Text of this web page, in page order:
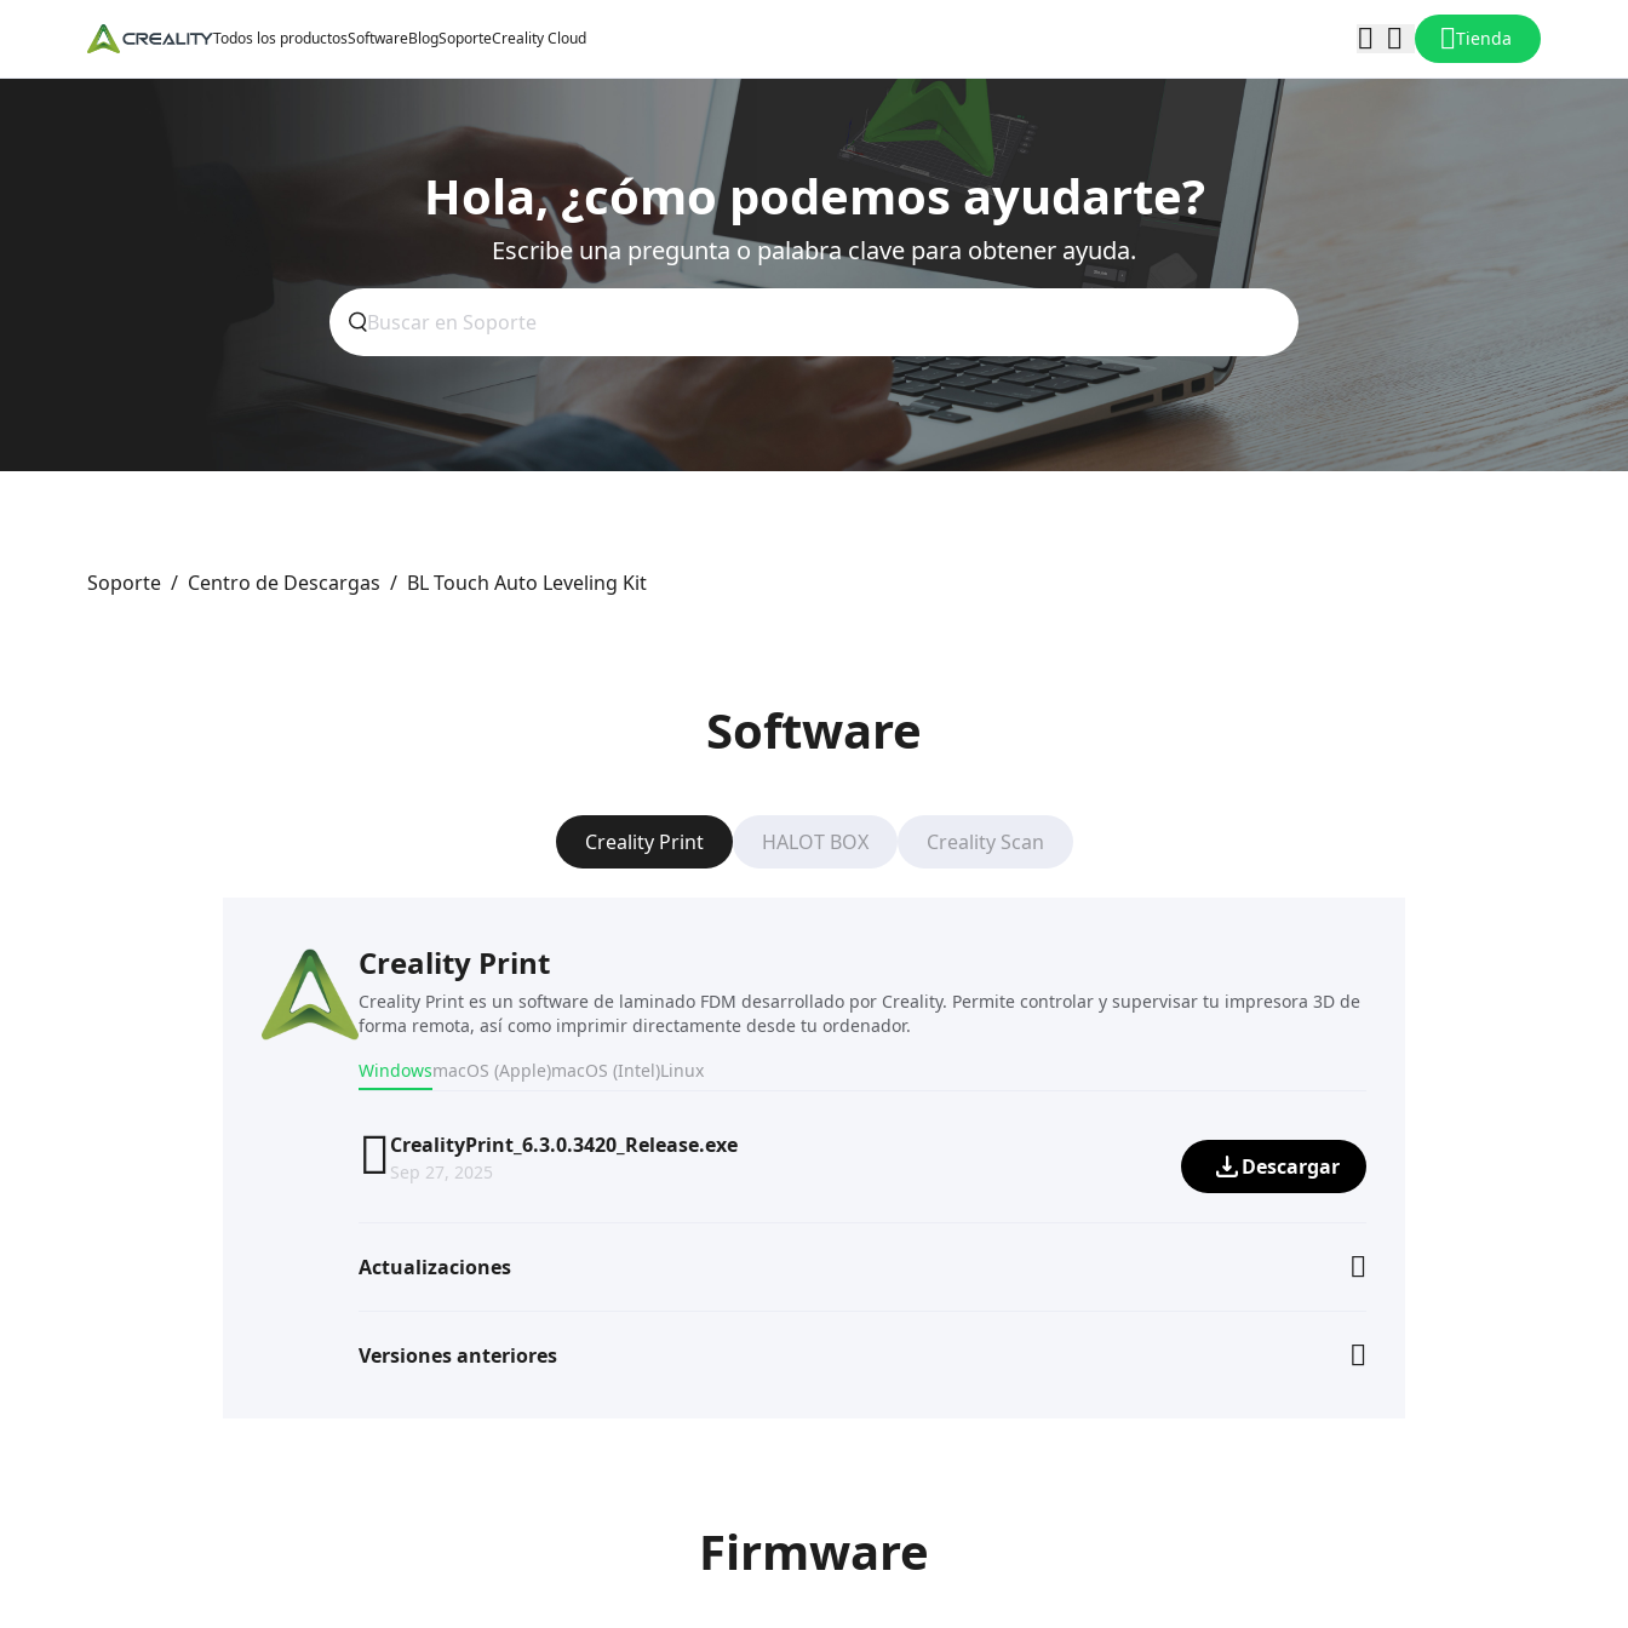
Todos los productosSoftwareBlogSoporteCreality Cloud Tienda
Hola, ¿cómo podemos ayudarte?
Escribe una pregunta o palabra clave para obtener ayuda.
Soporte / Centro de Descargas / BL Touch Auto Leveling Kit
Software
Creality Print HALOT BOX Creality Scan
Creality Print
Creality Print es un software de laminado FDM desarrollado por Creality. Permite controlar y supervisar tu impresora 3D de
forma remota, así como imprimir directamente desde tu ordenador.
WindowsmacOS (Apple)macOS (Intel)Linux
CrealityPrint_6.3.0.3420_Release.exe
Sep 27, 2025 Descargar
Actualizaciones
Versiones anteriores
Firmware